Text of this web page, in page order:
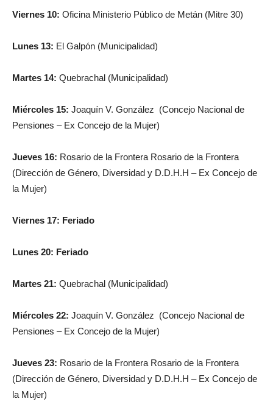
Viernes 10: Oficina Ministerio Público de Metán (Mitre 30)
Lunes 13: El Galpón (Municipalidad)
Martes 14: Quebrachal (Municipalidad)
Miércoles 15: Joaquín V. González (Concejo Nacional de
Pensiones – Ex Concejo de la Mujer)
Jueves 16: Rosario de la Frontera Rosario de la Frontera
(Dirección de Género, Diversidad y D.D.H.H – Ex Concejo de
la Mujer)
Viernes 17: Feriado
Lunes 20: Feriado
Martes 21: Quebrachal (Municipalidad)
Miércoles 22: Joaquín V. González (Concejo Nacional de
Pensiones – Ex Concejo de la Mujer)
Jueves 23: Rosario de la Frontera Rosario de la Frontera
(Dirección de Género, Diversidad y D.D.H.H – Ex Concejo de
la Mujer)